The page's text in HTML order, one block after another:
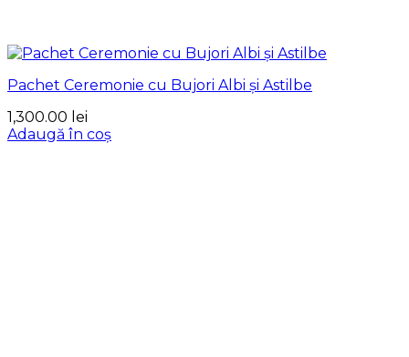
Pachet Ceremonie cu Bujori Albi și Astilbe
1,300.00 lei
Adaugă în coș